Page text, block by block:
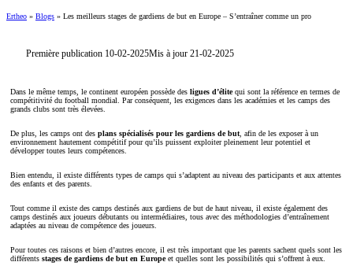
Ertheo » Blogs » Les meilleurs stages de gardiens de but en Europe – S’entraîner comme un pro
Première publication 10-02-2025Mis à jour 21-02-2025
Dans le même temps, le continent européen possède des ligues d’élitequi sont la référence en termes de
compétitivité du football mondial. Par conséquent, les exigences dans les académies et les camps des
grands clubs sont très élevées.
De plus, les camps ont des plans spécialisés pour les gardiens de but , afin de les exposer à un
environnement hautement compétitif pour qu’ils puissent exploiter pleinement leur potentiel et
développer toutes leurs compétences.
Bien entendu, il existe différents types de camps qui s’adaptent au niveau des participants et aux attentes
des enfants et des parents.
Tout comme il existe des camps destinés aux gardiens de but de haut niveau, il existe également des
camps destinés aux joueurs débutants ou intermédiaires, tous avec des méthodologies d’entraînement
adaptées au niveau de compétence des joueurs.
Pour toutes ces raisons et bien d’autres encore, il est très important que les parents sachent quels sont les
différents stages de gardiens de but en Europeet quelles sont les possibilités qui s’offrent à eux.